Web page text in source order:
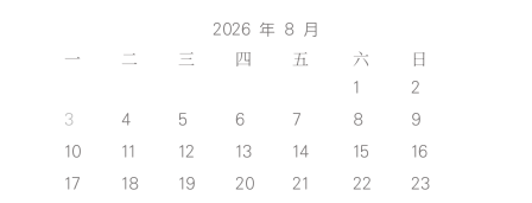
2026 年 8 月
一 二 三 四 五 六 日
1
2
3
4 5 6 7 8
9
10
11 12 13 14 15
16
17
18 19 20 21 22
23